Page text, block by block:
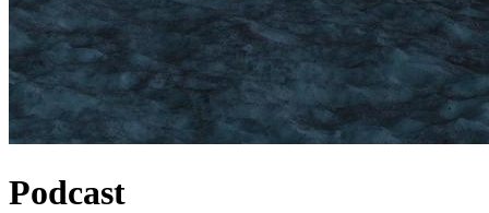
Podcast